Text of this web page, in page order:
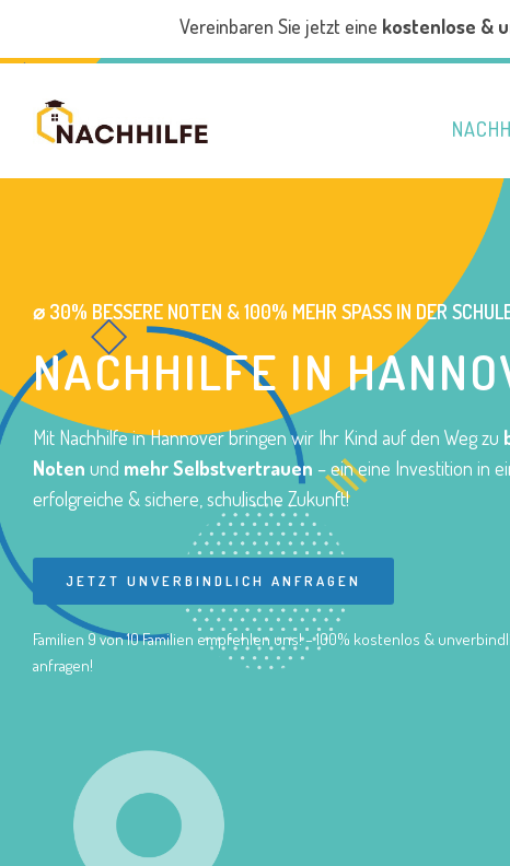
Vereinbaren Sie jetzt eine kostenlose &
⌀ 30% BESSERE NOTEN & 100% MEHR SPASS IN DER SCHULE
NACHHILFE IN
Mit Nachhilfe in Hannover bringen wir Ihr Kind auf den Weg zu
Noten und mehr Selbstvertrauen – ein eine Investition in
erfolgreiche & sichere, schulische Zukunft!
JETZT UNVERBINDLICH ANFRAGEN
Familien 9 von 10 Familien empfehlen uns! – 100% kostenlos &
anfragen!